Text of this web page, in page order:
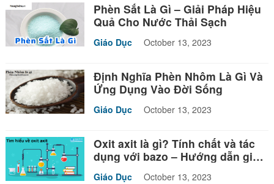
Phèn Sắt Là Gì – Giải Pháp Hiệu
Quả Cho Nước Thải Sạch
Giáo Dục October 13, 2023
Định Nghĩa Phèn Nhôm Là Gì Và
Ứng Dụng Vào Đời Sống
Giáo Dục October 13, 2023
Oxit axit là gì? Tính chất và tác
dụng với bazo – Hướng dẫn giải
Giáo Dục October 13, 2023